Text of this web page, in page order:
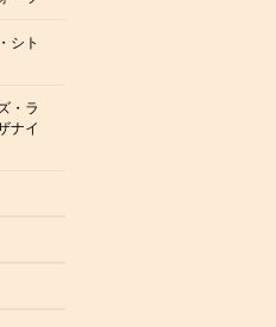
シト
・ラ
ナイ